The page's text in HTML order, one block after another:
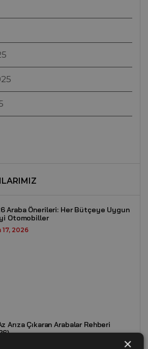
Araba Önerileri: Her Bütçeye Uygun
Otomobiller
17, 2026
Arıza Çıkaran Arabalar Rehberi
×